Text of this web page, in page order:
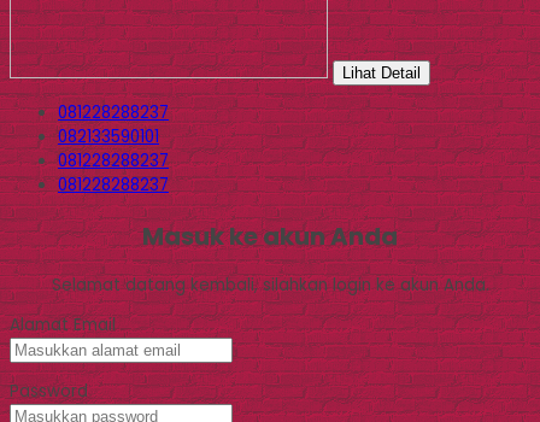
Lihat Detail
081228288237
082133590101
081228288237
081228288237
Masuk ke akun Anda
Selamat datang kembali, silahkan login ke akun Anda.
Alamat Email
Password